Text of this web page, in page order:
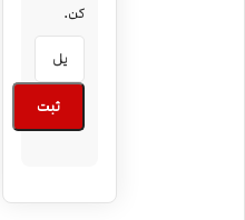
کن.
ثبت